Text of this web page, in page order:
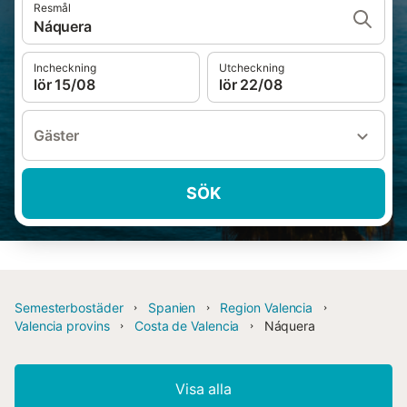
Resmål
Náquera
Incheckning
lör 15/08
Utcheckning
lör 22/08
Gäster
SÖK
Semesterbostäder Spanien
Region Valencia
Valencia provins
Costa de Valencia Náquera
Visa alla